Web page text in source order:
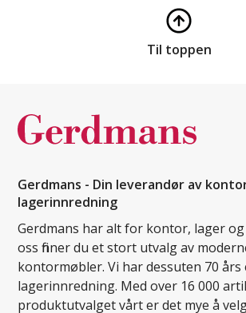
Til toppen
Gerdmans - Din leverandør av
lagerinnredning
Gerdmans har alt for kontor, lager
oss finner du et stort utvalg av
kontormøbler. Vi har dessuten 70
lagerinnredning. Med over 16 000
produktutvalget vårt er det mye å